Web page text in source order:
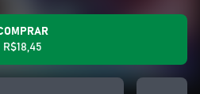
R$18,45